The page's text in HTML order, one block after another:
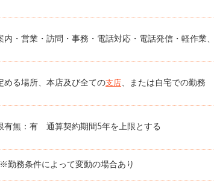
内・営業・訪問・事務・電話対応・電話発信・軽作業
める場所、本店及び全ての支店、または自宅での勤務
有無：有 通算契約期間5年を上限とする
勤務条件によって変動の場合あり